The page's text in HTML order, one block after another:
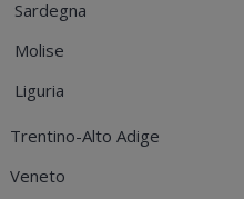
Sardegna
Molise
Liguria
Trentino-Alto Adige
Veneto